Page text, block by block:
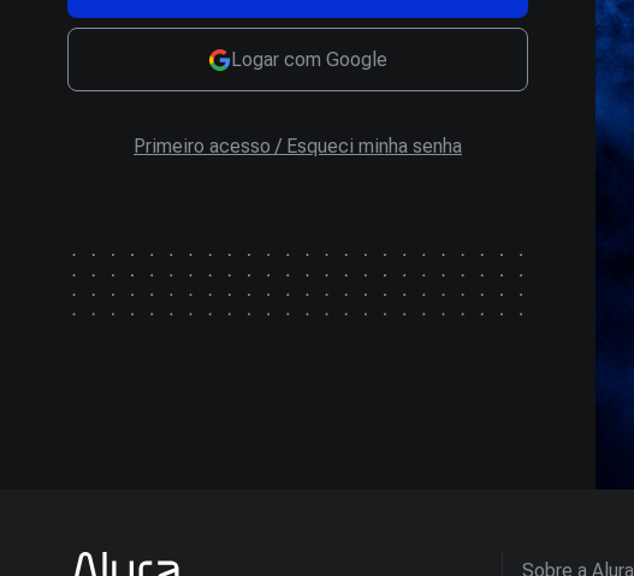
Logar com Google
Primeiro acesso / Esqueci minha senha
Sobre a Alura